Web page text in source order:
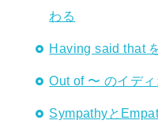
わる
Having said that
Out of 〜 のイディ
Sympathyと